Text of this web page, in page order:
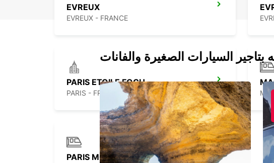
EVREUX
EVREUX - FRANCE
PARIS ETOILE FOCH
PARIS - FRANCE
PARIS MONTPARNASSE RAILWAY STATION
بتاجير السيارات الصغيرة والفانات